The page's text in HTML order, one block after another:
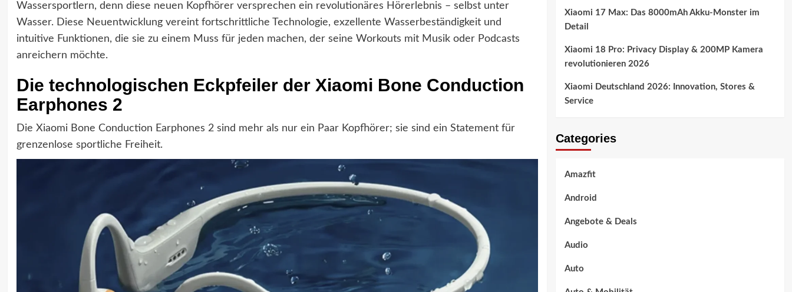
Wassersportlern, denn diese neuen Kopfhörer versprechen ein revolutionäres Hörerlebnis – selbst unter
Wasser. Diese Neuentwicklung vereint fortschrittliche Technologie, exzellente Wasserbeständigkeit und
intuitive Funktionen, die sie zu einem Muss für jeden machen, der seine Workouts mit Musik oder Podcasts
anreichern möchte.
Die technologischen Eckpfeiler der Xiaomi Bone Conduction
Earphones 2
Die Xiaomi Bone Conduction Earphones 2 sind mehr als nur ein Paar Kopfhörer; sie sind ein Statement für
grenzenlose sportliche Freiheit.
Xiaomi 17 Max: Das 8000mAh Akku-Monster im
Detail
Xiaomi 18 Pro: Privacy Display & 200MP Kamera
revolutionieren 2026
Xiaomi Deutschland 2026: Innovation, Stores &
Service
Categories
Amazfit
Android
Angebote & Deals
Audio
Auto